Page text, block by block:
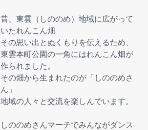
昔、東雲（しののめ）地域に広がって
いたれんこん畑
その思い出とぬくもりを伝えるため、
東雲本町公園の一角にはれんこん畑が
作られました。
その畑から生まれたのが「しののめさ
ん」
地域の人々と交流を楽しんでいます。
しののめさんマーチでみんながダンス